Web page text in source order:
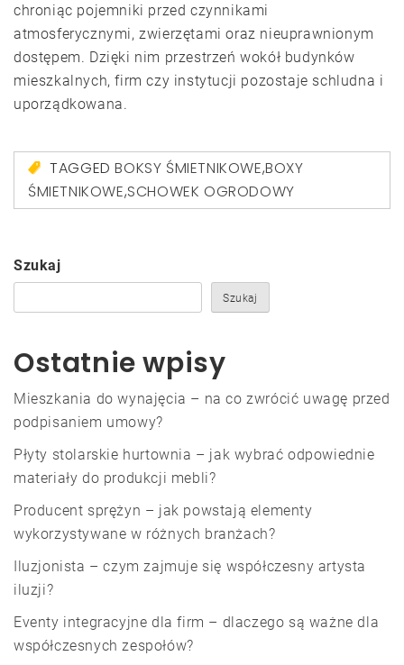
chroniąc pojemniki przed czynnikami
atmosferycznymi, zwierzętami oraz nieuprawnionym
dostępem. Dzięki nim przestrzeń wokół budynków
mieszkalnych, firm czy instytucji pozostaje schludna i
uporządkowana.
TAGGEDBOKSY ŚMIETNIKOWE,BOXY
ŚMIETNIKOWE,SCHOWEK OGRODOWY
Szukaj
Szukaj
Ostatnie wpisy
Mieszkania do wynajęcia – na co zwrócić uwagę przed
podpisaniem umowy?
Płyty stolarskie hurtownia – jak wybrać odpowiednie
materiały do produkcji mebli?
Producent sprężyn – jak powstają elementy
wykorzystywane w różnych branżach?
Iluzjonista – czym zajmuje się współczesny artysta
iluzji?
Eventy integracyjne dla firm – dlaczego są ważne dla
współczesnych zespołów?